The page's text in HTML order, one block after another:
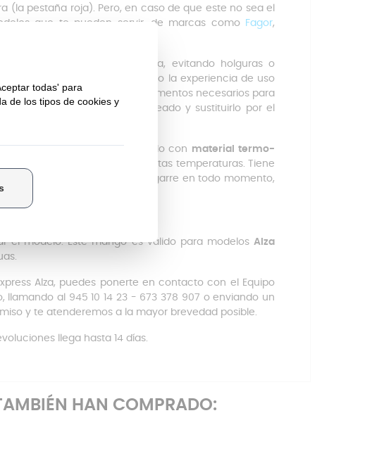
(la pestaña roja). Pero, en caso de que este no sea el
que te pueden servir, de marcas como Fagor,
de la olla, evitando holguras o
firmemente, mejorando tanto la experiencia de uso
, ya que incluye todos los elementos necesarios para
el mango antiguo o estropeado y sustituirlo por el
resistente y seguro. Fabricado con material termo-
de quemaduras, incluso a altas temperaturas. Tiene
a su ergonomía, facilita e agarre en todo momento,
la olla con total seguridad.
el modelo. Este mango es válido para modelos Alza
Alza, puedes ponerte en contacto con el Equipo
al 945 10 14 23 - 673 378 907 o enviando un
y te atenderemos a la mayor brevedad posible.
llega hasta 14 días.
HAN COMPRADO: